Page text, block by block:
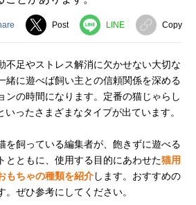
Post LINE Copy
不足やストレス解消に欠かせない大切な
緒に遊べば飼い主との信頼関係を深める
ンの時間になります。定番の猫じゃらし
いったさまざまなタイプが出ています。
を飼っている編集者が、飽きずに遊べる
とともに、使用する目的にあわせた猫用
もちゃの種類を紹介します。おすすめの
ぜひ参考にしてください。